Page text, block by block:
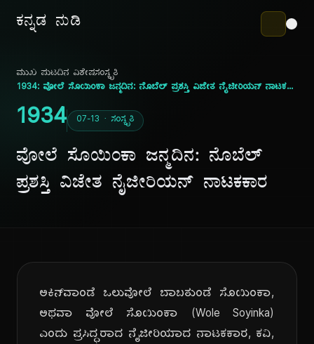
ಕನ್ನಡ ನುಡಿ
ಮುಖ ಪುಟದಿನ ವಿಶೇಷಸಂಸ್ಕೃತಿ
1934: ವೋಲೆ ಸೊಯಿಂಕಾ ಜನ್ಮದಿನ: ನೊಬೆಲ್ ಪ್ರಶಸ್ತಿ ವಿಜೇತ ನೈಜೀರಿಯನ್ ನಾಟಕಕಾರ
1934 07-13 · ಸಂಸ್ಕೃತಿ
ವೋಲೆ ಸೊಯಿಂಕಾ ಜನ್ಮದಿನ: ನೊಬೆಲ್
ಪ್ರಶಸ್ತಿ ವಿಜೇತ ನೈಜೀರಿಯನ್ ನಾಟಕಕಾರ
ಅಕಿನ್‌ವಾಂಡೆ ಒಲುವೋಲೆ ಬಾಬತುಂಡೆ ಸೊಯಿಂಕಾ,
ಅಥವಾ ವೋಲೆ ಸೊಯಿಂಕಾ (Wole Soyinka)
ಎಂದು ಪ್ರಸಿದ್ಧರಾದ ನೈಜೀರಿಯಾದ ನಾಟಕಕಾರ, ಕವಿ,